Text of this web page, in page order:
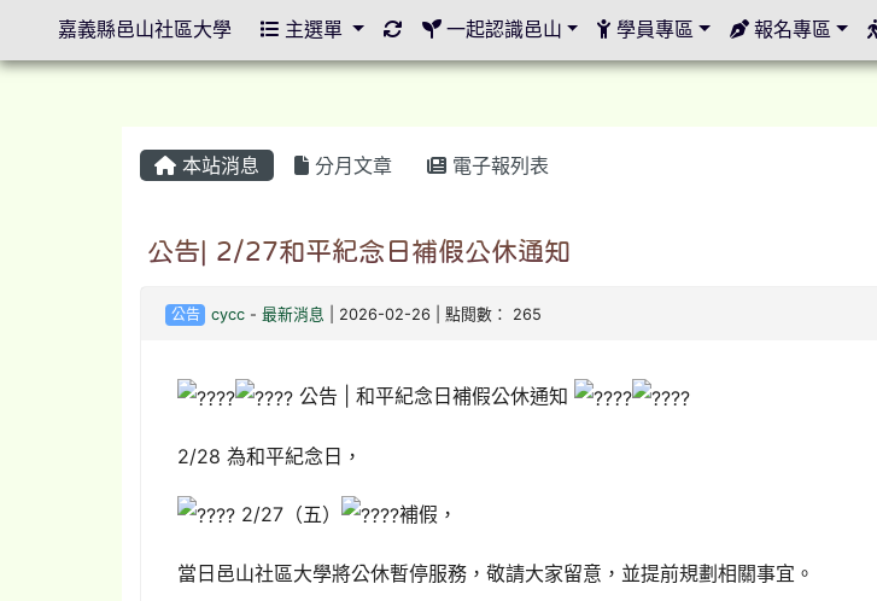
本站消息 分月文章 電子報列表
公告| 2/27和平紀念日補假公休通知
公告 cycc -最新消息 | 2026-02-26 | 點閱數： 265
公告 | 和平紀念日補假公休通知
2/28 為和平紀念日，
2/27（五） 補假，
當日邑山社區大學將公休暫停服務，敬請大家留意，並提前規劃相關事宜。
嘉義縣邑山社區大學 主選單 重新取得佈景設定
一起認識邑山 學員專區 報名專區